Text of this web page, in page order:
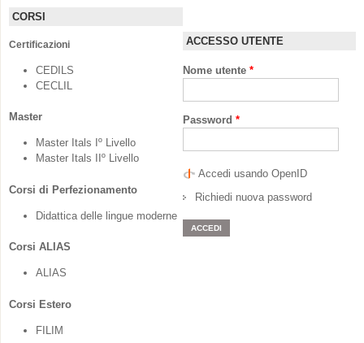
CORSI
Certificazioni
CEDILS
CECLIL
Master
Master Itals Iº Livello
Master Itals IIº Livello
Corsi di Perfezionamento
Didattica delle lingue moderne
Corsi ALIAS
ALIAS
Corsi Estero
FILIM
ACCESSO UTENTE
Nome utente *
Password *
Accedi usando OpenID
Richiedi nuova password